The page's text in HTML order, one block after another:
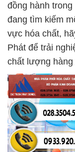
đồng hành
đang tìm kiếm
vực hóa chất,
Phát để trải
chất lượng hàng